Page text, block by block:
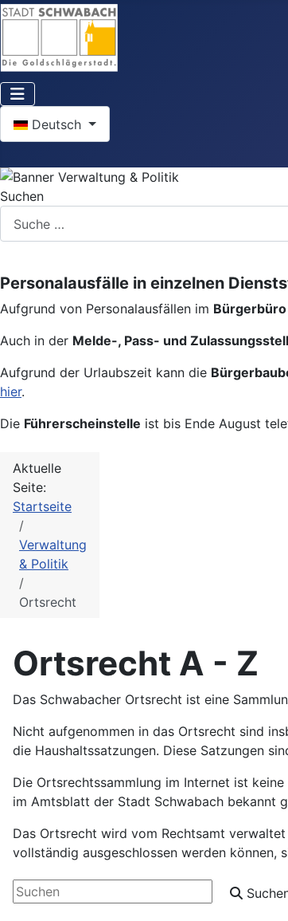
Deutsch
Suchen
Personalausfälle in einzelnen
Aufgrund von Personalausfällen im Bürgerbüro
Auch in der Melde-, Pass- und
Aufgrund der Urlaubszeit kann die
hier.
Die Führerscheinstelle ist bis Ende August
Aktuelle
Seite:
Startseite
Verwaltung
& Politik
Ortsrecht
Ortsrecht A - Z
Das Schwabacher Ortsrecht ist eine
Nicht aufgenommen in das Ortsrecht sind
die Haushaltssatzungen. Diese Satzungen
Die Ortsrechtssammlung im Internet ist
im Amtsblatt der Stadt Schwabach bekannt
Das Ortsrecht wird vom Rechtsamt
vollständig ausgeschlossen werden können,
Alle Artikel in Ortsrecht A - Z durchsuchen